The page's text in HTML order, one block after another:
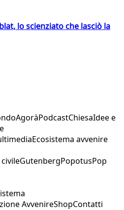
lo scienziato che lasciò la
AgoràPodcastChiesaIdee e
Ecosistema avvenire
GutenbergPopotusPop
AvvenireShopContatti